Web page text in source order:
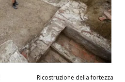
Ricostruzione della fortezza